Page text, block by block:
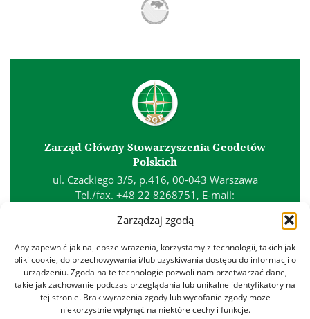
Zarządzaj zgodą
Aby zapewnić jak najlepsze wrażenia, korzystamy z technologii, takich jak
pliki cookie, do przechowywania i/lub uzyskiwania dostępu do informacji o
urządzeniu. Zgoda na te technologie pozwoli nam przetwarzać dane,
takie jak zachowanie podczas przeglądania lub unikalne identyfikatory na
tej stronie. Brak wyrażenia zgody lub wycofanie zgody może
niekorzystnie wpłynąć na niektóre cechy i funkcje.
Zarząd Główny Stowarzyszenia Geodetów
Polskich
ul. Czackiego 3/5, p.416, 00-043 Warszawa
Tel./fax. +48 22 8268751, E-mail:
Polityka prywatności
Polityka plików cookies
Regulamin
Znajdź nas na: